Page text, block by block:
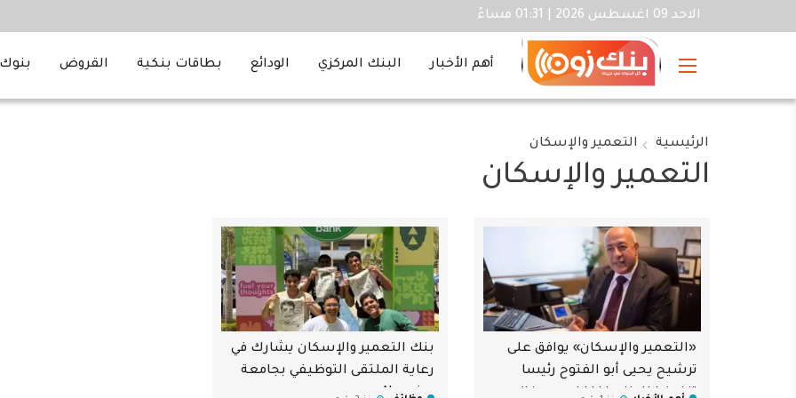
الاحد 09 اغسطس 2026 | 01:31 مساءً
أهم الأخبار البنك المركزي الودائع بطاقات بنكية القروض
الرئيسية التعمير والإسكان
التعمير والإسكان
«التعمير والإسكان» يوافق على
ترشيح يحيى أبو الفتوح رئيسا
تنفيذيا للبنك خلفا لحسن غانم
بنك التعمير والإسكان يشارك في
رعاية الملتقى التوظيفي بجامعة
Newgiza